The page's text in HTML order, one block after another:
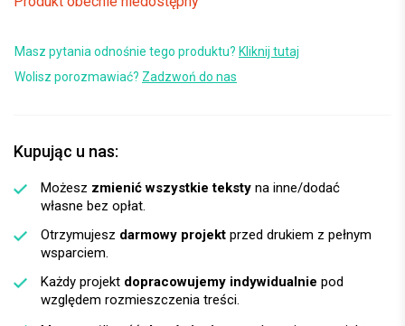
Masz pytania odnośnie tego produktu? Kliknij tutaj
Wolisz porozmawiać? Zadzwoń do nas
Kupując u nas:
Możesz zmienić wszystkie teksty na inne/dodać
własne bez opłat.
Otrzymujesz darmowy projekt przed drukiem z pełnym
wsparciem.
Każdy projekt dopracowujemy indywidualnie pod
względem rozmieszczenia treści.